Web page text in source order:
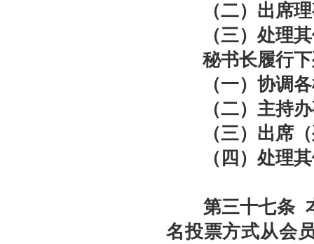
（二）出席理
（三）处理其
秘书长履行下
（一）协调各
（二）主持办
（三）出席（
（四）处理其
第三十七条
名投票方式从会